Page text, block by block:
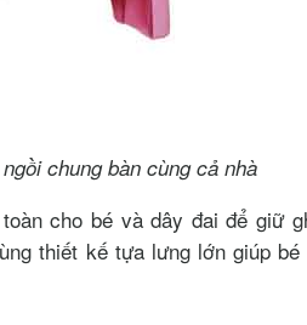
chung bàn cùng cả nhà
cho bé và dây đai để giữ
thiết kế tựa lưng lớn giúp